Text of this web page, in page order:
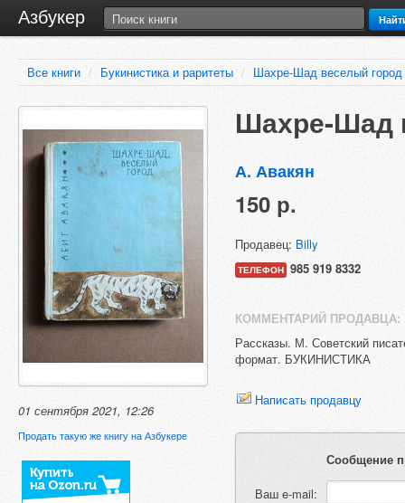
Азбукер
Все книги / Букинистика и раритеты / Шахре-Шад веселый город
01 сентября 2021, 12:26
Продать такую же книгу на Азбукере
Шахре-Шад
А. Авакян
150 р.
Продавец: Billy
ТЕЛЕФОН 985 919 8332
КОММЕНТАРИЙ ПРОДАВЦА:
Рассказы. М. Советский
формат. БУКИНИСТИКА
Написать продавцу
Сообщение
Ваш e-mail: